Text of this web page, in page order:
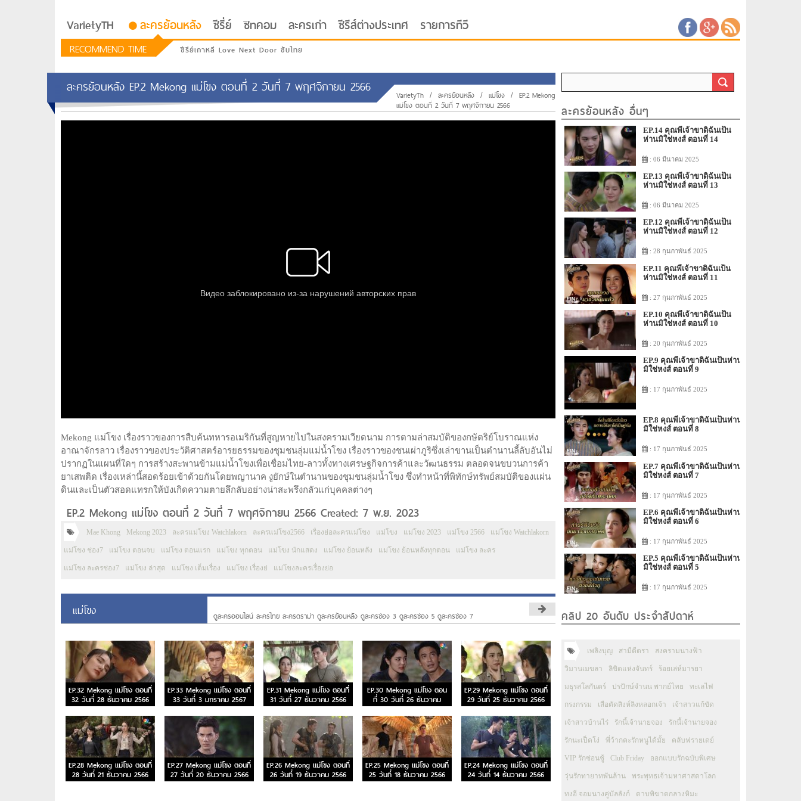
VarietyTH ละครย้อนหลัง ซีรี่ย์ ซิทคอม ละครเก่า ซีรีส์ต่างประเทศ รายการทีวี
RECOMMEND TIME ซีรีย์เกาหลี Love Next Door ซับไทย
ละครย้อนหลัง EP.2 Mekong แม่โขง ตอนที่ 2 วันที่ 7 พฤศจิกายน 2566 VarietyTh / ละครย้อนหลัง / แม่โขง / EP.2 Mekong
แม่โขง ตอนที่ 2 วันที่ 7 พฤศจิกายน 2566
Mekong แม่โขง เรื่องราวของการสืบค้นทหารอเมริกันที่สูญหายไปในสงครามเวียดนาม การตามล่าสมบัติของกษัตริย์โบราณแห่ง
อาณาจักรลาว เรื่องราวของประวัติศาสตร์อารยธรรมของชุมชนลุ่มแม่น้ำโขง เรื่องราวของชนเผ่าภูริซึ่งเล่าขานเป็นตำนานลี้ลับอันไม่
ปรากฏในแผนที่ใดๆ การสร้างสะพานข้ามแม่น้ำโขงเพื่อเชื่อมไทย-ลาวทั้งทางเศรษฐกิจการค้าและวัฒนธรรม ตลอดจนขบวนการค้า
ยาเสพติด เรื่องเหล่านี้สอดร้อยเข้าด้วยกันโดยพญานาค งูยักษ์ในตำนานของชุมชนลุ่มน้ำโขง ซึ่งทำหน้าที่พิทักษ์ทรัพย์สมบัติของแผ่น
ดินและเป็นตัวสอดแทรกให้บังเกิดความตายลึกลับอย่างน่าสะพรึงกลัวแก่บุคคลต่างๆ
EP.2 Mekong แม่โขง ตอนที่ 2 วันที่ 7 พฤศจิกายน 2566 Created: 7 พ.ย. 2023
Mae Khong Mekong 2023 ละครแม่โขง Watchlakorn ละครแม่โขง2566 เรื่องย่อละครแม่โขง แม่โขง แม่โขง 2023 แม่โขง 2566 แม่โขง Watchlakorn
แม่โขง ช่อง7 แม่โขง ตอนจบ แม่โขง ตอนแรก แม่โขง ทุกตอน แม่โขง นักแสดง แม่โขง ย้อนหลัง แม่โขง ย้อนหลังทุกตอน แม่โขง ละคร
แม่โขง ละครช่อง7 แม่โขง ล่าสุด แม่โขง เต็มเรื่อง แม่โขง เรื่องย่ แม่โขงละครเรื่องย่อ
แม่โขง ดูละครออนไลน์ ละครไทย ละครดราม่า ดูละครย้อนหลัง ดูละครช่อง 3 ดูละครช่อง 5 ดูละครช่อง 7
EP.32 Mekong แม่โขง ตอนที่
32 วันที่ 28 ธันวาคม 2566
EP.33 Mekong แม่โขง ตอนที่
33 วันที่ 3 มกราคม 2567
EP.31 Mekong แม่โขง ตอนที่
31 วันที่ 27 ธันวาคม 2566
EP.30 Mekong แม่โขง ตอน
ที่ 30 วันที่ 26 ธันวาคม
2566
EP.29 Mekong แม่โขง ตอนที่
29 วันที่ 25 ธันวาคม 2566
EP.28 Mekong แม่โขง ตอนที่
28 วันที่ 21 ธันวาคม 2566
EP.27 Mekong แม่โขง ตอนที่
27 วันที่ 20 ธันวาคม 2566
EP.26 Mekong แม่โขง ตอนที่
26 วันที่ 19 ธันวาคม 2566
EP.25 Mekong แม่โขง ตอนที่
25 วันที่ 18 ธันวาคม 2566
EP.24 Mekong แม่โขง ตอนที่
24 วันที่ 14 ธันวาคม 2566
ละครย้อนหลัง อื่นๆ
EP.14 คุณพี่เจ้าขาดิฉันเป็น
ห่านมิใช่หงส์ ตอนที่ 14
: 06 มีนาคม 2025
EP.13 คุณพี่เจ้าขาดิฉันเป็น
ห่านมิใช่หงส์ ตอนที่ 13
: 06 มีนาคม 2025
EP.12 คุณพี่เจ้าขาดิฉันเป็น
ห่านมิใช่หงส์ ตอนที่ 12
: 28 กุมภาพันธ์ 2025
EP.11 คุณพี่เจ้าขาดิฉันเป็น
ห่านมิใช่หงส์ ตอนที่ 11
: 27 กุมภาพันธ์ 2025
EP.10 คุณพี่เจ้าขาดิฉันเป็น
ห่านมิใช่หงส์ ตอนที่ 10
: 20 กุมภาพันธ์ 2025
EP.9 คุณพี่เจ้าขาดิฉันเป็นห่าน
มิใช่หงส์ ตอนที่ 9
: 17 กุมภาพันธ์ 2025
EP.8 คุณพี่เจ้าขาดิฉันเป็นห่าน
มิใช่หงส์ ตอนที่ 8
: 17 กุมภาพันธ์ 2025
EP.7 คุณพี่เจ้าขาดิฉันเป็นห่าน
มิใช่หงส์ ตอนที่ 7
: 17 กุมภาพันธ์ 2025
EP.6 คุณพี่เจ้าขาดิฉันเป็นห่าน
มิใช่หงส์ ตอนที่ 6
: 17 กุมภาพันธ์ 2025
EP.5 คุณพี่เจ้าขาดิฉันเป็นห่าน
มิใช่หงส์ ตอนที่ 5
: 17 กุมภาพันธ์ 2025
คลิป 20 อันดับ ประจำสัปดาห์
เพลิงบุญ สามีตีตรา สงครามนางฟ้า
วิมานเมขลา ลิขิตแห่งจันทร์ ร้อยเล่ห์มารยา
มธุรสโลกันตร์ ปรปักษ์จำนน พากย์ไทย ทะเลไฟ
กรงกรรม เสือตัดสิงห์ลิงหลอกเจ้า เจ้าสาวแก้ขัด
เจ้าสาวบ้านไร่ รักนี้เจ้านายจอง รักนี้เจ้านายจอง
รักนะเป็ดโง่ พี่ว้ากคะรักหนูได้มั้ย คลับฟรายเดย์
VIP รักซ่อนชู้ Club Friday ออกแบบรักฉบับพิเศษ
วุ่นรักทายาทพันล้าน พระพุทธเจ้ามหาศาสดาโลก
ทงอี จอมนางคู่บัลลังก์ ดาบพิฆาตกลางหิมะ